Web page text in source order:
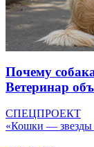
Почему
Ветеринар
СПЕЦПРОЕКТ
«Кошки — звезды